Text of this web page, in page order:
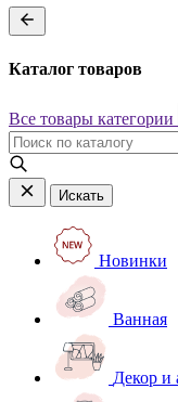
Каталог товаров
Все товары категории
Искать
Новинки
Ванная
Декор и